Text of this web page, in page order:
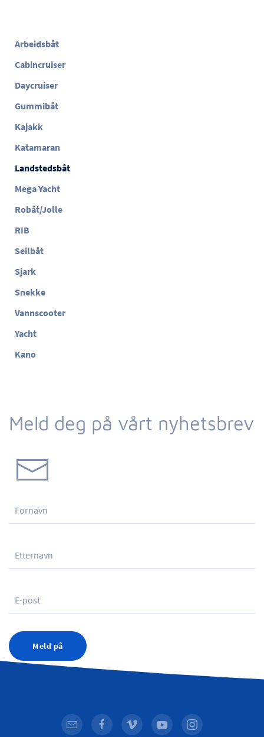
Arbeidsbåt
Cabincruiser
Daycruiser
Gummibåt
Kajakk
Katamaran
Landstedsbåt
Mega Yacht
Robåt/Jolle
RIB
Seilbåt
Sjark
Snekke
Vannscooter
Yacht
Kano
Meld deg på vårt nyhetsbrev
Meld på